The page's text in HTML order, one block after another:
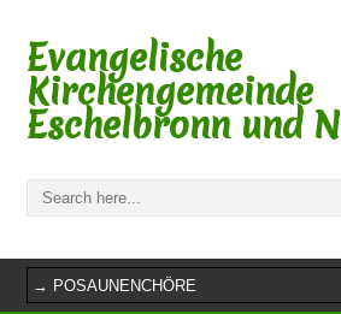
Evangelische
Kirchengemeinde
Eschelbronn und